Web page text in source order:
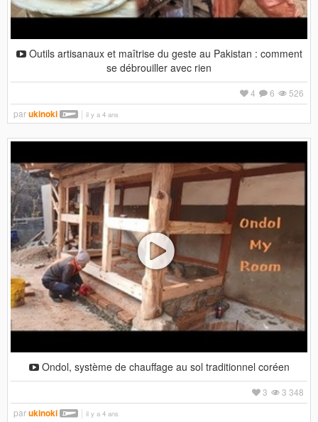
Outils artisanaux et maîtrise du geste au Pakistan : comment
se débrouiller avec rien
526
6
4
parukinoki il y a 4 ans
Ondol, système de chauffage au sol traditionnel coréen
3 348
3
parukinoki il y a 4 ans